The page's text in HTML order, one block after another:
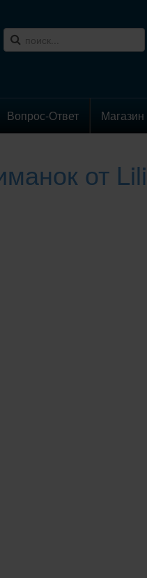
Вопрос-Ответ Магазин
от